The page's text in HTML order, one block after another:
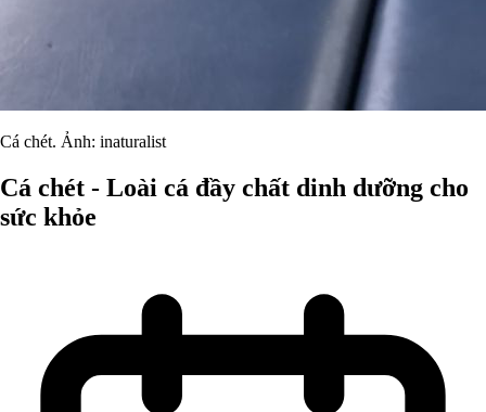
Cá chét. Ảnh: inaturalist
Cá chét - Loài cá đầy chất dinh dưỡng cho
sức khỏe